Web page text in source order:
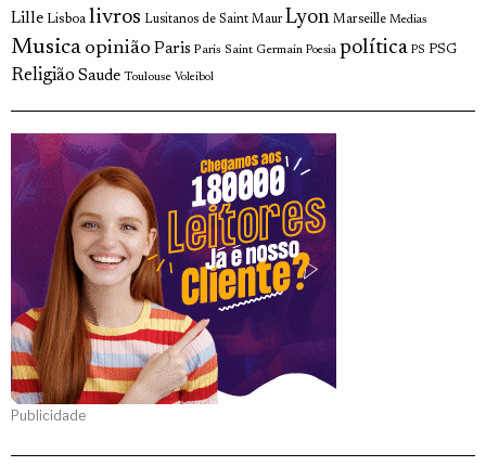
Lille Lisboa livros Lusitanos de Saint Maur Lyon Marseille Medias
Musica opinião Paris Paris Saint Germain Poesia política PS PSG
Religião Saude Toulouse Voleibol
Publicidade